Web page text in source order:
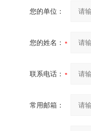
您的单位：
您的姓名：
联系电话：
常用邮箱：